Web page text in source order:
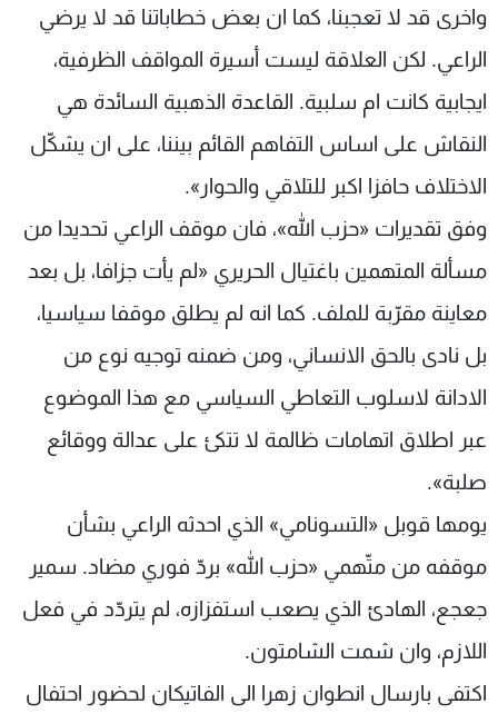
واخرى قد لا تعجبنا، كما ان بعض خطاباتنا قد لا يرضي
الراعي. لكن العلاقة ليست أسيرة المواقف الظرفية،
ايجابية كانت ام سلبية. القاعدة الذهبية السائدة هي
النقاش على اساس التفاهم القائم بيننا، على ان يشكّل
الاختلاف حافزا اكبر للتلاقي والحوار».
وفق تقديرات «حزب الله»، فان موقف الراعي تحديدا من
مسألة المتهمين باغتيال الحريري «لم يأت جزافا، بل بعد
معاينة مقرّبة للملف. كما انه لم يطلق موقفا سياسيا،
بل نادى بالحق الانساني، ومن ضمنه توجيه نوع من
الادانة لاسلوب التعاطي السياسي مع هذا الموضوع
عبر اطلاق اتهامات ظالمة لا تتكئ على عدالة ووقائع
صلبة».
يومها قوبل «التسونامي» الذي احدثه الراعي بشأن
موقفه من متّهمي «حزب الله» بردّ فوري مضاد. سمير
جعجع، الهادئ الذي يصعب استفزازه، لم يتردّد في فعل
اللازم، وان شمت الشامتون.
اكتفى بارسال انطوان زهرا الى الفاتيكان لحضور احتفال